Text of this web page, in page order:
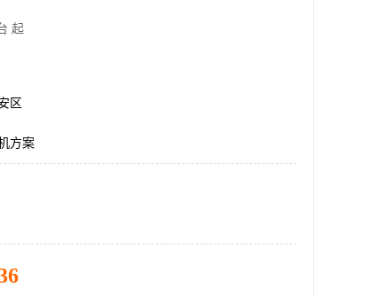
起
区
方案